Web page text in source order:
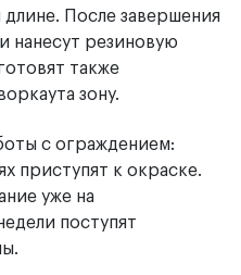
После завершения
нанесут резиновую
также
зону.
с ограждением:
приступят к окраске.
уже на
поступят